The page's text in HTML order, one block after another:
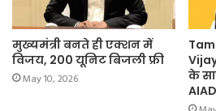
मुख्यमंत्री बनते ही एक्शन में
विजय, 200 यूनिट बिजली फ्री
May 10, 2026
के